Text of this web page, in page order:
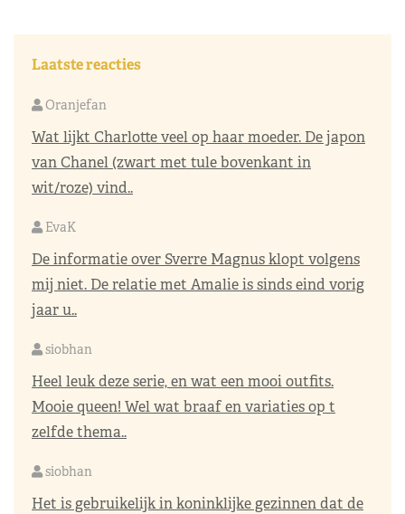
Laatste reacties
Oranjefan
Wat lijkt Charlotte veel op haar moeder. De japon
van Chanel (zwart met tule bovenkant in
wit/roze) vind..
EvaK
De informatie over Sverre Magnus klopt volgens
mij niet. De relatie met Amalie is sinds eind vorig
jaar u..
siobhan
Heel leuk deze serie, en wat een mooi outfits.
Mooie queen! Wel wat braaf en variaties op t
zelfde thema..
siobhan
Het is gebruikelijk in koninklijke gezinnen dat de